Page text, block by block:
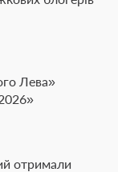
Лева»
отримали